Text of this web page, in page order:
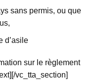
sans permis, ou que
d’asile
sur le règlement
vc_tta_section]